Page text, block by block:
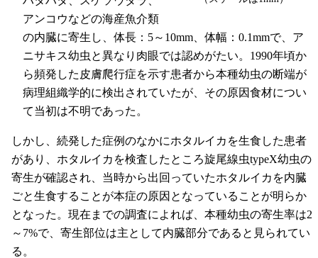
アンコウなどの海産魚介類
の内臓に寄生し、体長：5～10mm、体幅：0.1mmで、ア
ニサキス幼虫と異なり肉眼では認めがたい。1990年頃か
ら頻発した皮膚爬行症を示す患者から本種幼虫の断端が
病理組織学的に検出されていたが、その原因食材につい
て当初は不明であった。
しかし、続発した症例のなかにホタルイカを生食した患者
があり、ホタルイカを検査したところ旋尾線虫typeX幼虫の
寄生が確認され、当時から出回っていたホタルイカを内臓
ごと生食することが本症の原因となっていることが明らか
となった。現在までの調査によれば、本種幼虫の寄生率は2
～7%で、寄生部位は主として内臓部分であると見られてい
る。